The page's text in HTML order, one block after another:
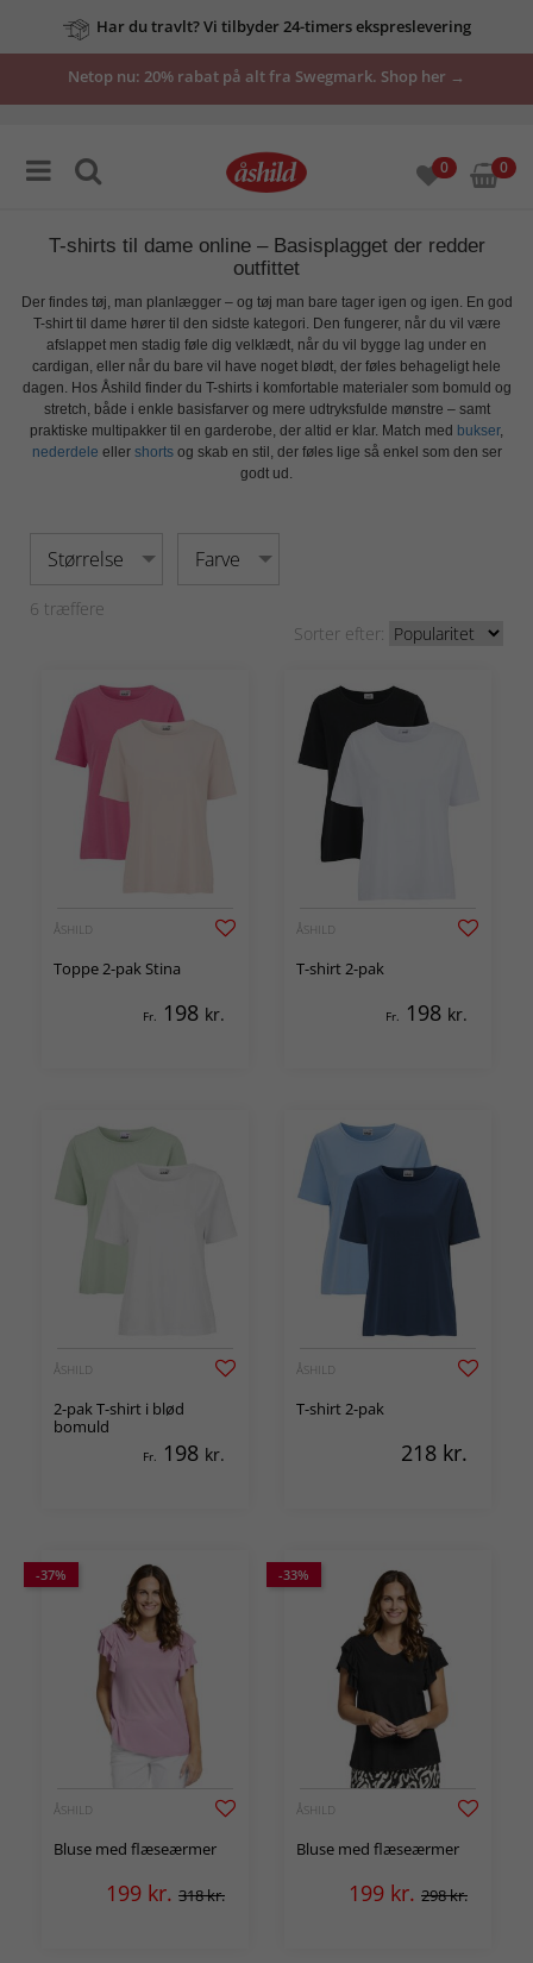
Har du travlt? Vi tilbyder 24-timers ekspreslevering
Netop nu: 20% rabat på alt fra Swegmark. Shop her →
0 0
T-shirts til dame online – Basisplagget der redder
outfittet
Der findes tøj, man planlægger – og tøj man bare tager igen og igen. En god
T-shirt til dame hører til den sidste kategori. Den fungerer, når du vil være
afslappet men stadig føle dig velklædt, når du vil bygge lag under en
cardigan, eller når du bare vil have noget blødt, der føles behageligt hele
dagen. Hos Åshild finder du T-shirts i komfortable materialer som bomuld og
stretch, både i enkle basisfarver og mere udtryksfulde mønstre – samt
praktiske multipakker til en garderobe, der altid er klar. Match med bukser,
nederdele eller shortsog skab en stil, der føles lige så enkel som den ser
godt ud.
Størrelse Farve
6 træffere
Sorter efter:
ÅSHILD
Toppe 2-pak Stina
Fr. 198 kr.
ÅSHILD
T-shirt 2-pak
Fr. 198 kr.
ÅSHILD
2-pak T-shirt i blød
bomuld
Fr. 198 kr.
ÅSHILD
T-shirt 2-pak
218 kr.
-37%
ÅSHILD
Bluse med flæseærmer
199 kr. 318 kr.
-33%
ÅSHILD
Bluse med flæseærmer
199 kr. 298 kr.